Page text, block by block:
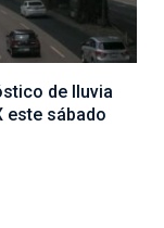
de lluvia
este sábado